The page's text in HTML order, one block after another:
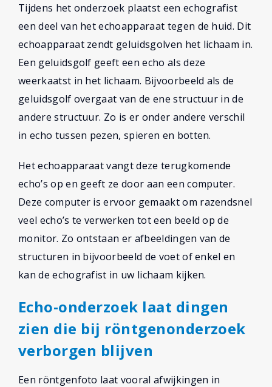
Tijdens het onderzoek plaatst een echografist
een deel van het echoapparaat tegen de huid. Dit
echoapparaat zendt geluidsgolven het lichaam in.
Een geluidsgolf geeft een echo als deze
weerkaatst in het lichaam. Bijvoorbeeld als de
geluidsgolf overgaat van de ene structuur in de
andere structuur. Zo is er onder andere verschil
in echo tussen pezen, spieren en botten.
Het echoapparaat vangt deze terugkomende
echo’s op en geeft ze door aan een computer.
Deze computer is ervoor gemaakt om razendsnel
veel echo’s te verwerken tot een beeld op de
monitor. Zo ontstaan er afbeeldingen van de
structuren in bijvoorbeeld de voet of enkel en
kan de echografist in uw lichaam kijken.
Echo-onderzoek laat dingen
zien die bij röntgenonderzoek
verborgen blijven
Een röntgenfoto laat vooral afwijkingen in